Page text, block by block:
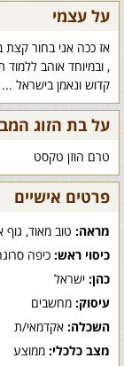
על עצמי
אז ככה אני בחור קצת
, ובמיוחד אוהב
קדוש ונאמן בישראל ...
על בת הזוג
טרם הוזן טקסט
פרטים אישיים
מראה: טוב מאוד,
כיסוי ראש: כיפה
כהן: ישראל
עיסוק: מחשבים
השכלה: אקדמאי/ת
מצב כלכלי: ממוצע